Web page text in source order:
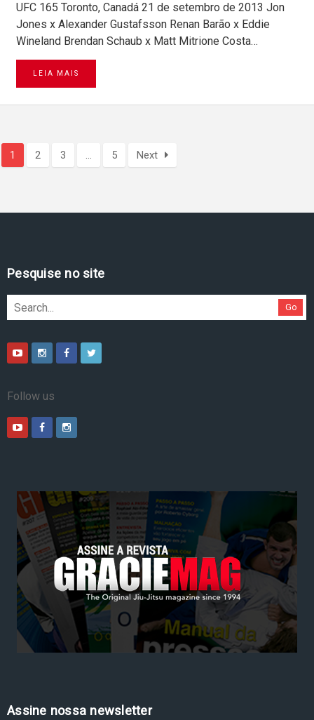
UFC 165 Toronto, Canadá 21 de setembro de 2013 Jon
Jones x Alexander Gustafsson Renan Barão x Eddie
Wineland Brendan Schaub x Matt Mitrione Costa…
LEIA MAIS
1 2 3 … 5 Next
Pesquise no site
Go
Follow us
Assine nossa newsletter